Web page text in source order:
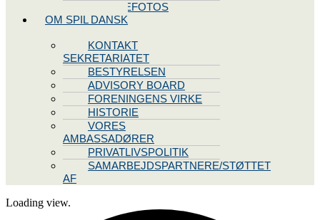
PRESSEFOTOS
OM SPIL DANSK
KONTAKT
SEKRETARIATET
BESTYRELSEN
ADVISORY BOARD
FORENINGENS VIRKE
HISTORIE
VORES
AMBASSADØRER
PRIVATLIVSPOLITIK
SAMARBEJDSPARTNERE/STØTTET
AF
Loading view.